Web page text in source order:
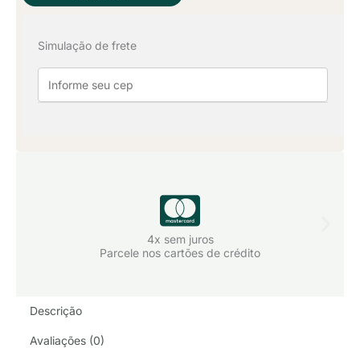
Redonda
1,40
Simulação de frete
4x sem juros
Parcele nos cartões de crédito
Descrição
Avaliações (0)